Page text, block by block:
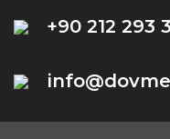
+90 212 293